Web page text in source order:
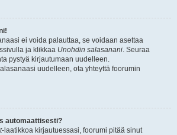
ei voida palauttaa, se voidaan asettaa
ja klikkaa Unohdin salasanani. Seuraa
pystyä kirjautumaan uudelleen.
uudelleen, ota yhteyttä foorumin
automaattisesti?
-laatikkoa kirjautuessasi, foorumi pitää sinut